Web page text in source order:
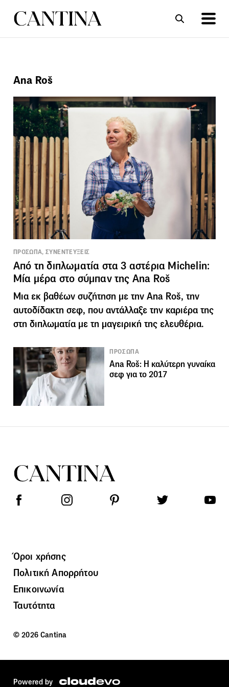
ΣΥΝΤΑΓΕΣ
Ana Roš
ΠΡΟΣΩΠΑ, ΣΥΝΕΝΤΕΥΞΕΙΣ
Από τη διπλωματία στα 3 αστέρια Michelin:
Μία μέρα στο σύμπαν της Ana Roš
Μια εκ βαθέων συζήτηση με την Ana Roš, την
αυτοδίδακτη σεφ, που αντάλλαξε την καριέρα της
στη διπλωματία με τη μαγειρική της ελευθέρια.
ΠΡΟΣΩΠΑ
Ana Roš: Η καλύτερη γυναίκα
σεφ για το 2017
Όροι χρήσης
Πολιτική Απορρήτου
Επικοινωνία
Ταυτότητα
© 2026 Cantina
Powered by